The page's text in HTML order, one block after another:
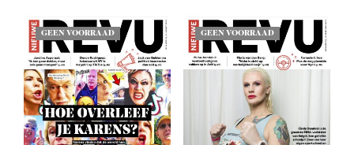
GEEN VOORRAAD GEEN VOORRAAD